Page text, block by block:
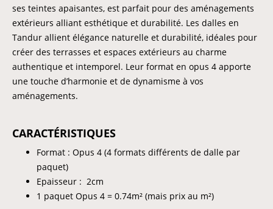
ses teintes apaisantes, est parfait pour des aménagements
extérieurs alliant esthétique et durabilité. Les dalles en
Tandur allient élégance naturelle et durabilité, idéales pour
créer des terrasses et espaces extérieurs au charme
authentique et intemporel. Leur format en opus 4 apporte
une touche d’harmonie et de dynamisme à vos
aménagements.
CARACTÉRISTIQUES
Format : Opus 4 (4 formats différents de dalle par
paquet)
Epaisseur : 2cm
1 paquet Opus 4 = 0.74m² (mais prix au m²)